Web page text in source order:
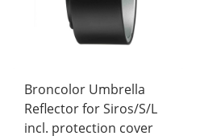
Broncolor Umbrella
Reflector for Siros/S/L
incl. protection cover